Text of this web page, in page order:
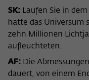
SK: Laufen Sie in
hatte das Universum
zehn Millionen
aufleuchteten.
AF: Die
dauert, von einem